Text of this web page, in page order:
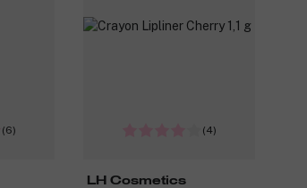
(6) (4)
LH Cosmetics